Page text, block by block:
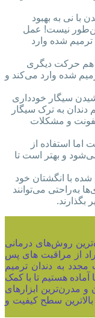
با نی به بهبود
نیست! عمل
شده وارد
هم حرکت دیگری
شده وارد می‌کند و
سیگار خودداری
دندان به ترک سیگار
و مشکلات
اما استفاده از
و بهتر است تا
با انگشتان خود
به‌راحتی می‌توانند
بگذارند.
روش‌های درمانی
از مراقبت‌ های پس
مجدد به دندان ترمیم
هستیم تا با کمک
و مدرن‌ترین ابزارهای
بالاترین سطح کیفیت و